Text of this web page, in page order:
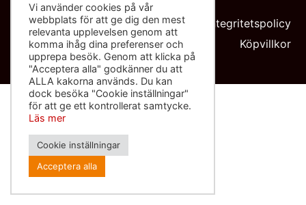
Org nr: 559091-8602
Integritetspolicy
Köpvillkor
Vi använder cookies på vår
webbplats för att ge dig den mest
relevanta upplevelsen genom att
komma ihåg dina preferenser och
upprepa besök. Genom att klicka på
"Acceptera alla" godkänner du att
ALLA kakorna används. Du kan
dock besöka "Cookie inställningar"
för att ge ett kontrollerat samtycke.
Läs mer
Cookie inställningar
Acceptera alla